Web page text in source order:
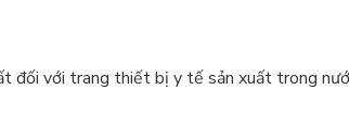
đối với trang thiết bị y tế sản xuất trong